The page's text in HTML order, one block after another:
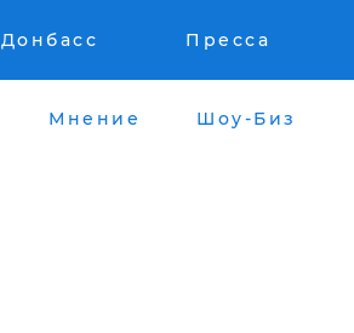
Донбасс Пресса
Мнение Шоу-Биз